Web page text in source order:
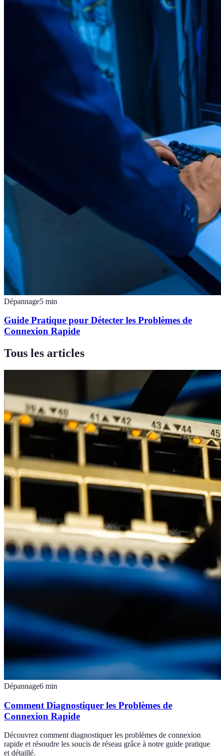
Dépannage5 min
Guide Pratique pour Détecter les Problèmes de
Connexion Rapide
Tous les articles
Dépannage6 min
Comment Diagnostiquer les Problèmes de
Connexion Rapide
Découvrez comment diagnostiquer les problèmes de connexion
rapide et résoudre les soucis de réseau grâce à notre guide pratique
et détaillé.